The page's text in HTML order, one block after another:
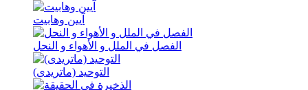
آیین وهابیت
الفصل في الملل و الأهواء و النحل
التوحید (ماتریدی)